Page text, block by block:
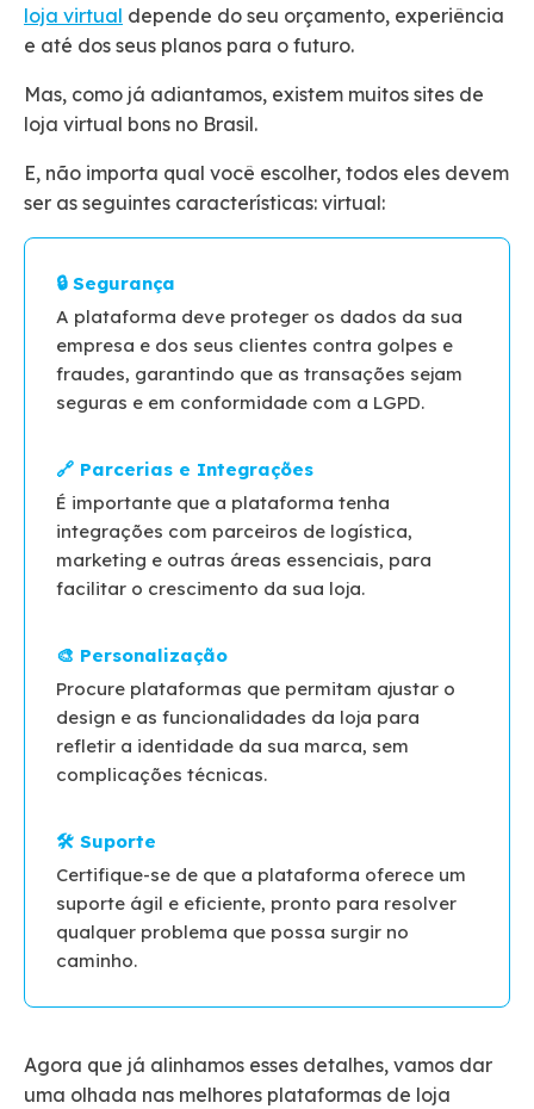
loja virtual depende do seu orçamento, experiência
e até dos seus planos para o futuro.
Mas, como já adiantamos, existem muitos sites de
loja virtual bons no Brasil.
E, não importa qual você escolher, todos eles devem
ser as seguintes características: virtual:
A plataforma deve proteger os dados da sua
empresa e dos seus clientes contra golpes e
fraudes, garantindo que as transações sejam
seguras e em conformidade com a LGPD.
É importante que a plataforma tenha
integrações com parceiros de logística,
marketing e outras áreas essenciais, para
facilitar o crescimento da sua loja.
Procure plataformas que permitam ajustar o
design e as funcionalidades da loja para
refletir a identidade da sua marca, sem
complicações técnicas.
Certifique-se de que a plataforma oferece um
suporte ágil e eficiente, pronto para resolver
qualquer problema que possa surgir no
caminho.
Agora que já alinhamos esses detalhes, vamos dar
uma olhada nas melhores plataformas de loja